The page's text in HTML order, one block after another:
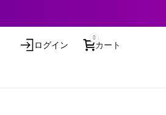
ログイン
0
カート